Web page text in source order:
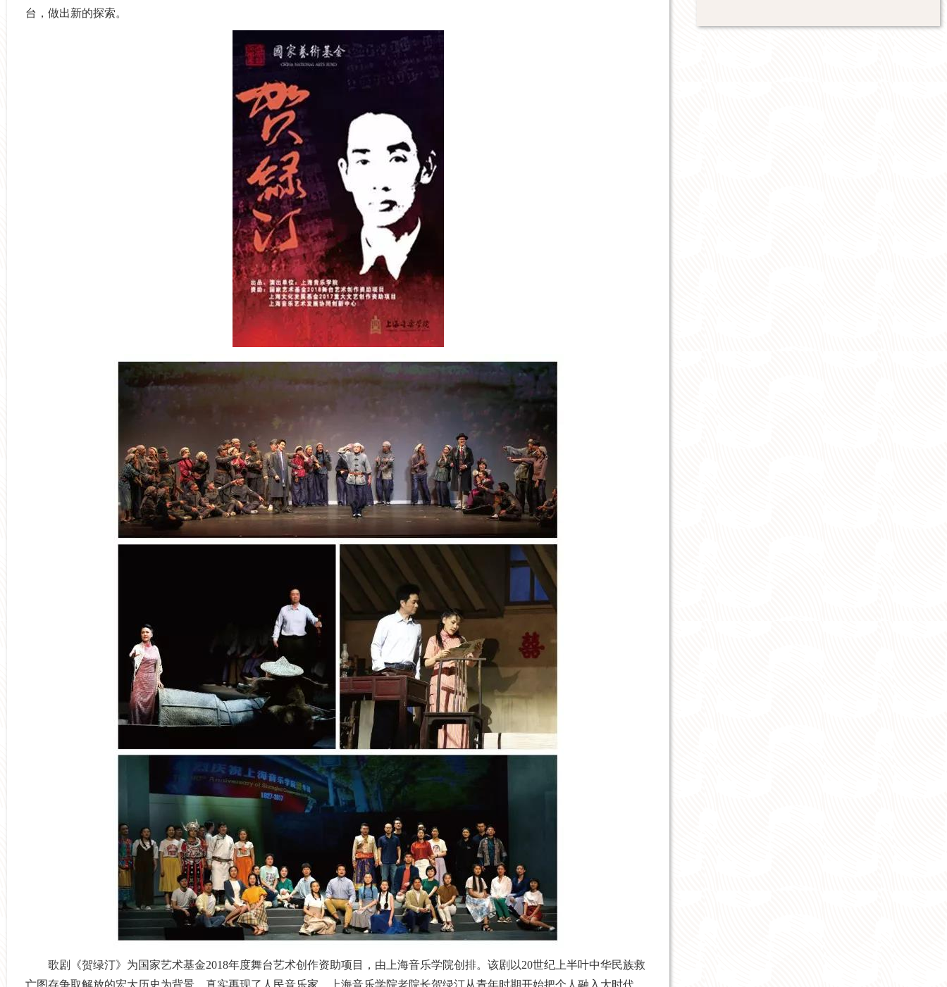
台，做出新的探索。
歌剧《贺绿汀》为国家艺术基金2018年度舞台艺术创作资助项目，由上海音乐学院创排。该剧以20世纪上半叶中华民族救
亡图存争取解放的宏大历史为背景，真实再现了人民音乐家、上海音乐学院老院长贺绿汀从青年时期开始把个人融入大时代，